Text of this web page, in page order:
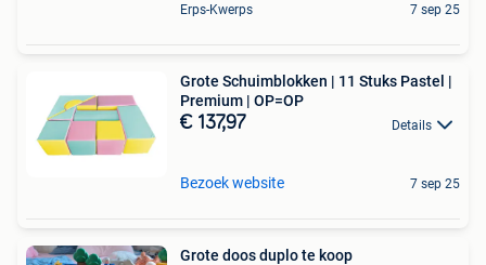
Erps-Kwerps 7 sep 25
Grote Schuimblokken | 11 Stuks Pastel |
Premium | OP=OP
€ 137,97 Details
Bezoek website 7 sep 25
Grote doos duplo te koop